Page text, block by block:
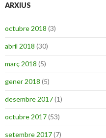
ARXIUS
octubre 2018 (3)
abril 2018 (30)
març 2018 (5)
gener 2018 (5)
desembre 2017(1)
octubre 2017(53)
setembre 2017(7)